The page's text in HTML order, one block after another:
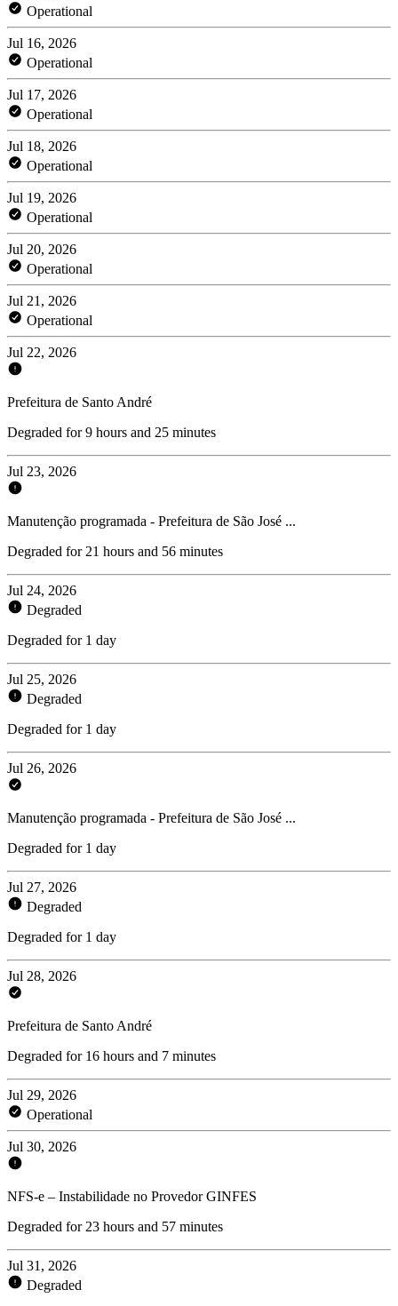
Operational
Jul 16, 2026
Operational
Jul 17, 2026
Operational
Jul 18, 2026
Operational
Jul 19, 2026
Operational
Jul 20, 2026
Operational
Jul 21, 2026
Operational
Jul 22, 2026
Prefeitura de Santo André
Degraded for 9 hours and 25 minutes
Jul 23, 2026
Manutenção programada - Prefeitura de São José ...
Degraded for 21 hours and 56 minutes
Jul 24, 2026
Degraded
Degraded for 1 day
Jul 25, 2026
Degraded
Degraded for 1 day
Jul 26, 2026
Manutenção programada - Prefeitura de São José ...
Degraded for 1 day
Jul 27, 2026
Degraded
Degraded for 1 day
Jul 28, 2026
Prefeitura de Santo André
Degraded for 16 hours and 7 minutes
Jul 29, 2026
Operational
Jul 30, 2026
NFS-e – Instabilidade no Provedor GINFES
Degraded for 23 hours and 57 minutes
Jul 31, 2026
Degraded